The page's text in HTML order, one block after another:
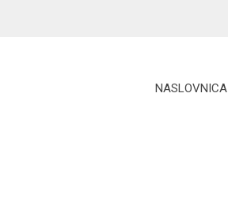
NASLOVNICA